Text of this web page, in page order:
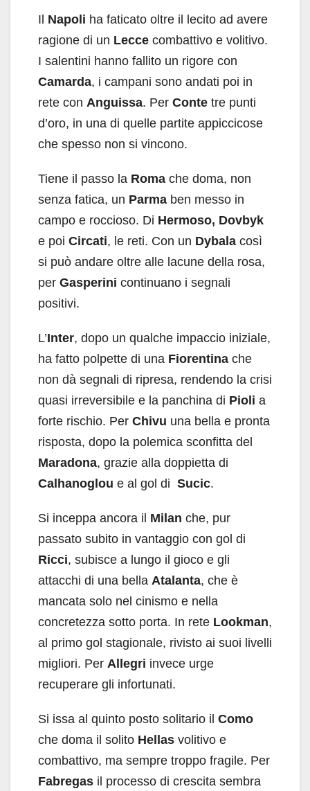
Il Napoli ha faticato oltre il lecito ad avere
ragione di un Lecce combattivo e volitivo.
I salentini hanno fallito un rigore con
Camarda, i campani sono andati poi in
rete con Anguissa. Per Conte tre punti
d’oro, in una di quelle partite appiccicose
che spesso non si vincono.
Tiene il passo la Roma che doma, non
senza fatica, un Parma ben messo in
campo e roccioso. Di Hermoso, Dovbyk
e poi Circati, le reti. Con un Dybala così
si può andare oltre alle lacune della rosa,
per Gasperini continuano i segnali
positivi.
L’Inter, dopo un qualche impaccio iniziale,
ha fatto polpette di una Fiorentina che
non dà segnali di ripresa, rendendo la crisi
quasi irreversibile e la panchina di Pioli a
forte rischio. Per Chivu una bella e pronta
risposta, dopo la polemica sconfitta del
Maradona, grazie alla doppietta di
Calhanoglou e al gol di Sucic.
Si inceppa ancora il Milan che, pur
passato subito in vantaggio con gol di
Ricci, subisce a lungo il gioco e gli
attacchi di una bella Atalanta, che è
mancata solo nel cinismo e nella
concretezza sotto porta. In rete Lookman,
al primo gol stagionale, rivisto ai suoi livelli
migliori. Per Allegri invece urge
recuperare gli infortunati.
Si issa al quinto posto solitario il Como
che doma il solito Hellas volitivo e
combattivo, ma sempre troppo fragile. Per
Fabregas il processo di crescita sembra